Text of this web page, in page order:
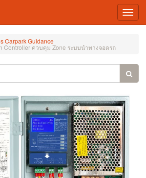
Carpark Guidance
Controller ควบคุม Zone ระบบนำทางจอดรถ